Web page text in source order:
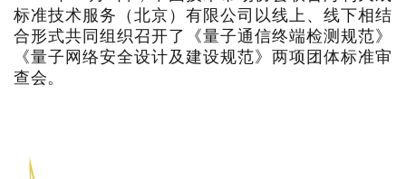
标准技术服务（北京）有限公司以线上、线下相结
合形式共同组织召开了《量子通信终端检测规范》
《量子网络安全设计及建设规范》两项团体标准审
查会。